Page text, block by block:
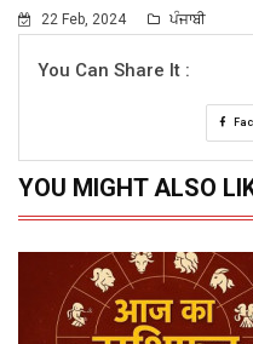
22 Feb, 2024 ਪੰਜਾਬੀ
You Can Share It :
YOU MIGHT ALSO